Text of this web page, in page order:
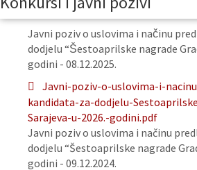
Javni poziv o uslovima i načinu
dodjelu “Šestoaprilske nagrade
godini - 08.12.2025.
Javni-poziv-o-uslovima-i-
kandidata-za-dodjelu-
Sarajeva-u-2026.-godini.pdf
Javni poziv o uslovima i načinu
dodjelu “Šestoaprilske nagrade
godini - 09.12.2024.